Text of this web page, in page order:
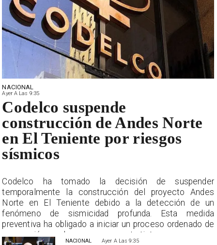
Ayer A Las 9:35
NACIONAL
NACIONAL
Ayer A Las 9:35
Codelco suspende
construcción de Andes Norte
en El Teniente por riesgos
sísmicos
Codelco ha tomado la decisión de suspender
temporalmente la construcción del proyecto Andes
Norte en El Teniente debido a la detección de un
fenómeno de sismicidad profunda. Esta medida
preventiva ha obligado a iniciar un proceso ordenado de
suspensión con las empresas contratistas.